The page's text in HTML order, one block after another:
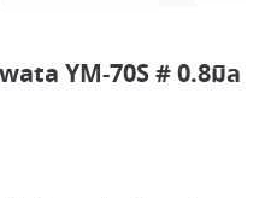
YM-70S # 0.8มิล